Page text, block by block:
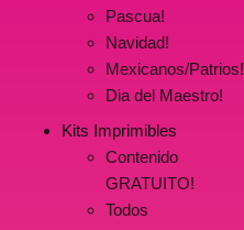
Pascua!
Navidad!
Mexicanos/Patrios!
Dia del Maestro!
Kits Imprimibles
Contenido
GRATUITO!
Todos